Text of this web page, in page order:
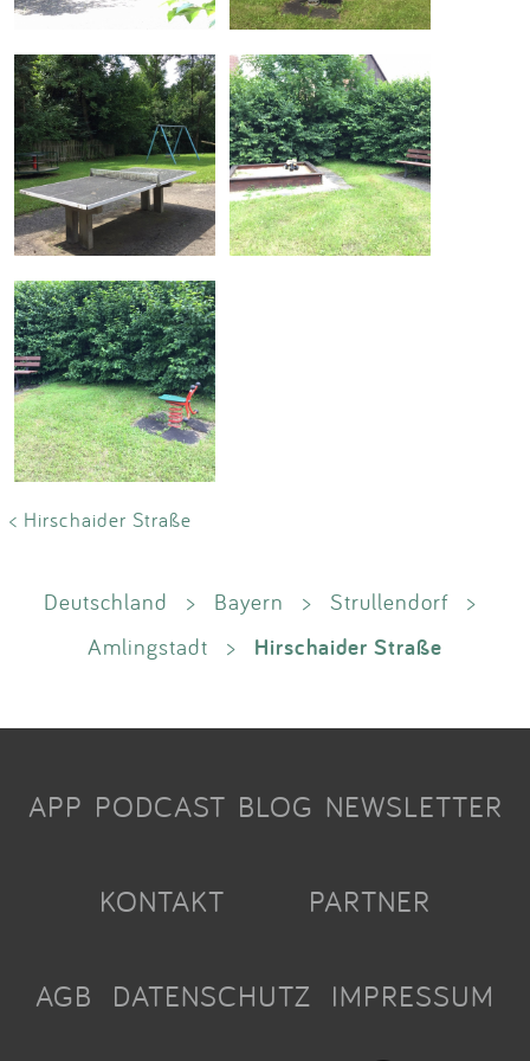
< Hirschaider Straße
Deutschland > Bayern > Strullendorf
>
Amlingstadt
> Hirschaider Straße
APP PODCAST BLOG NEWSLETTER
KONTAKT PARTNER
AGB DATENSCHUTZ IMPRESSUM